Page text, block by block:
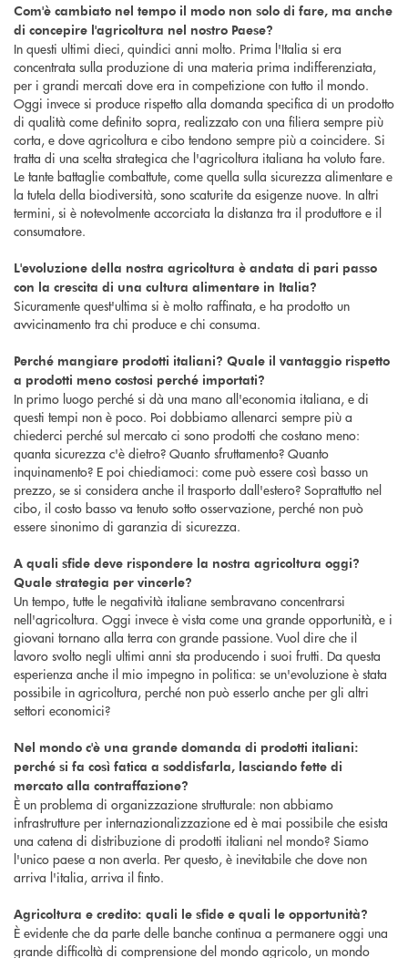
Com'è cambiato nel tempo il modo non solo di fare, ma anche
di concepire l'agricoltura nel nostro Paese?
In questi ultimi dieci, quindici anni molto. Prima l'Italia si era
concentrata sulla produzione di una materia prima indifferenziata,
per i grandi mercati dove era in competizione con tutto il mondo.
Oggi invece si produce rispetto alla domanda specifica di un prodotto
di qualità come definito sopra, realizzato con una filiera sempre più
corta, e dove agricoltura e cibo tendono sempre più a coincidere. Si
tratta di una scelta strategica che l'agricoltura italiana ha voluto fare.
Le tante battaglie combattute, come quella sulla sicurezza alimentare e
la tutela della biodiversità, sono scaturite da esigenze nuove. In altri
termini, si è notevolmente accorciata la distanza tra il produttore e il
consumatore.
L'evoluzione della nostra agricoltura è andata di pari passo
con la crescita di una cultura alimentare in Italia?
Sicuramente quest'ultima si è molto raffinata, e ha prodotto un
avvicinamento tra chi produce e chi consuma.
Perché mangiare prodotti italiani? Quale il vantaggio rispetto
a prodotti meno costosi perché importati?
In primo luogo perché si dà una mano all'economia italiana, e di
questi tempi non è poco. Poi dobbiamo allenarci sempre più a
chiederci perché sul mercato ci sono prodotti che costano meno:
quanta sicurezza c'è dietro? Quanto sfruttamento? Quanto
inquinamento? E poi chiediamoci: come può essere così basso un
prezzo, se si considera anche il trasporto dall'estero? Soprattutto nel
cibo, il costo basso va tenuto sotto osservazione, perché non può
essere sinonimo di garanzia di sicurezza.
A quali sfide deve rispondere la nostra agricoltura oggi?
Quale strategia per vincerle?
Un tempo, tutte le negatività italiane sembravano concentrarsi
nell'agricoltura. Oggi invece è vista come una grande opportunità, e i
giovani tornano alla terra con grande passione. Vuol dire che il
lavoro svolto negli ultimi anni sta producendo i suoi frutti. Da questa
esperienza anche il mio impegno in politica: se un'evoluzione è stata
possibile in agricoltura, perché non può esserlo anche per gli altri
settori economici?
Nel mondo c'è una grande domanda di prodotti italiani:
perché si fa così fatica a soddisfarla, lasciando fette di
mercato alla contraffazione?
È un problema di organizzazione strutturale: non abbiamo
infrastrutture per internazionalizzazione ed è mai possibile che esista
una catena di distribuzione di prodotti italiani nel mondo? Siamo
l'unico paese a non averla. Per questo, è inevitabile che dove non
arriva l'italia, arriva il finto.
Agricoltura e credito: quali le sfide e quali le opportunità?
È evidente che da parte delle banche continua a permanere oggi una
grande difficoltà di comprensione del mondo agricolo, un mondo